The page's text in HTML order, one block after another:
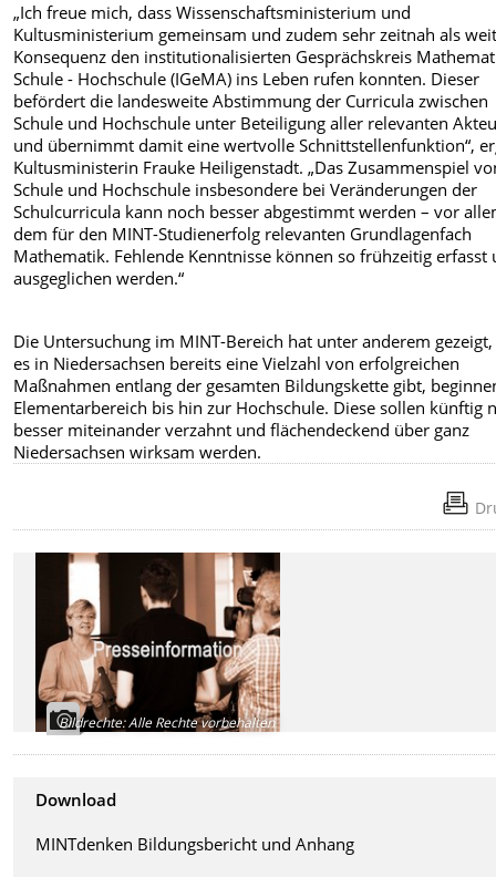
„Ich freue mich, dass Wissenschaftsministerium und
Kultusministerium gemeinsam und zudem sehr zeitnah als
Konsequenz den institutionalisierten Gesprächskreis
Schule - Hochschule (IGeMA) ins Leben rufen konnten. Dieser
befördert die landesweite Abstimmung der Curricula zwischen
Schule und Hochschule unter Beteiligung aller relevanten
und übernimmt damit eine wertvolle Schnittstellenfunktion“,
Kultusministerin Frauke Heiligenstadt. „Das Zusammenspiel
Schule und Hochschule insbesondere bei Veränderungen der
Schulcurricula kann noch besser abgestimmt werden – vor
dem für den MINT-Studienerfolg relevanten Grundlagenfach
Mathematik. Fehlende Kenntnisse können so frühzeitig erfasst
ausgeglichen werden.“
Die Untersuchung im MINT-Bereich hat unter anderem gezeigt,
es in Niedersachsen bereits eine Vielzahl von erfolgreichen
Maßnahmen entlang der gesamten Bildungskette gibt,
Elementarbereich bis hin zur Hochschule. Diese sollen künftig
besser miteinander verzahnt und flächendeckend über ganz
Niedersachsen wirksam werden.
Bildrechte:Alle Rechte vorbehalten
Download
MINTdenken Bildungsbericht und Anhang